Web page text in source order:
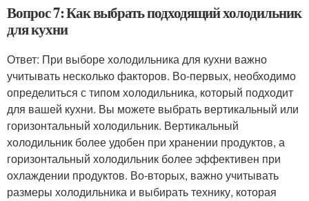
Вопрос 7: Как выбрать подходящий холодильник
для кухни
Ответ: При выборе холодильника для кухни важно
учитывать несколько факторов. Во-первых, необходимо
определиться с типом холодильника, который подходит
для вашей кухни. Вы можете выбрать вертикальный или
горизонтальный холодильник. Вертикальный
холодильник более удобен при хранении продуктов, а
горизонтальный холодильник более эффективен при
охлаждении продуктов. Во-вторых, важно учитывать
размеры холодильника и выбирать технику, которая